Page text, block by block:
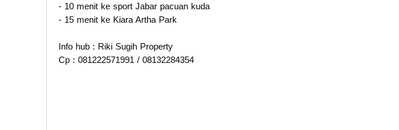
- 10 menit ke sport Jabar pacuan kuda
- 15 menit ke Kiara Artha Park
Info hub : Riki Sugih Property
Cp : 081222571991 / 08132284354